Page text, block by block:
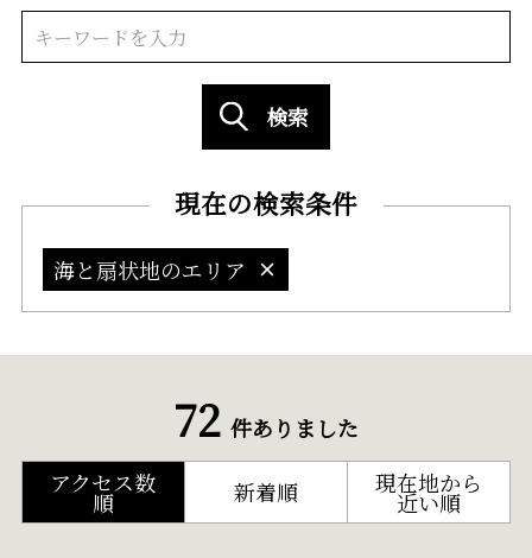
検索
現在の検索条件
海と扇状地のエリア
72 件ありました
アクセス数
順 新着順 現在地から
近い順